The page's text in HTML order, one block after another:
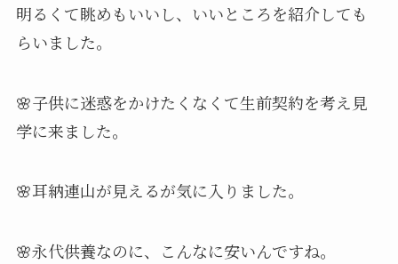
明るくて眺めもいいし、いいところを紹介しても
らいました。
🌸子供に迷惑をかけたくなくて生前契約を考え見
学に来ました。
🌸耳納連山が見えるが気に入りました。
🌸永代供養なのに、こんなに安いんですね。